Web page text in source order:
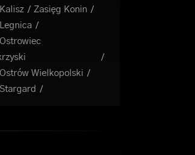
Zasięg Konin
Wielkopolski